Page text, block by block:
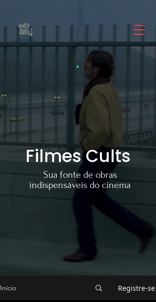
Filmes Cults
Sua fonte de obras
indispensáveis do cinema
Início Registre-se